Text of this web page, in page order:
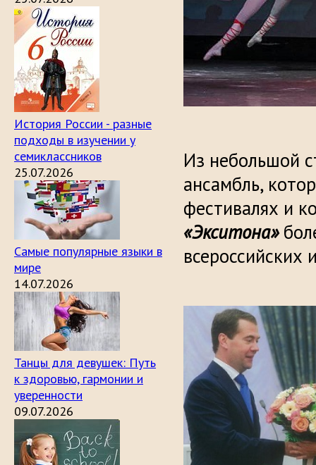
История России - разные
подходы в изучении у
семиклассников
25.07.2026
Самые популярные языки в
мире
14.07.2026
Танцы для девушек: Путь
к здоровью, гармонии и
уверенности
09.07.2026
Из небольшой
ансамбль,
фестивалях и
«Экситона»